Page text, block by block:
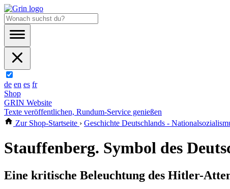
de en es fr
Shop
GRIN Website
Texte veröffentlichen, Rundum-Service genießen
Zur Shop-Startseite › Geschichte Deutschlands -
Stauffenberg. Symbol des
Eine kritische Beleuchtung des Hitler-